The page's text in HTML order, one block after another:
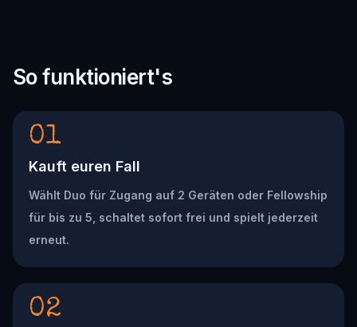
So funktioniert's
01
Kauft euren Fall
Wählt Duo für Zugang auf 2 Geräten oder Fellowship
für bis zu 5, schaltet sofort frei und spielt jederzeit
erneut.
02